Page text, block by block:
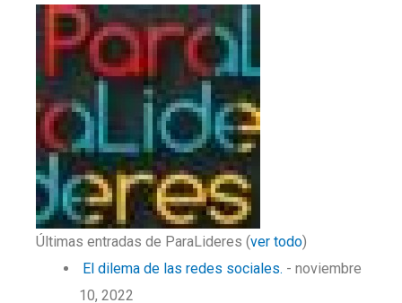
Últimas entradas de ParaLideres (ver todo)
El dilema de las redes sociales. - noviembre
10, 2022